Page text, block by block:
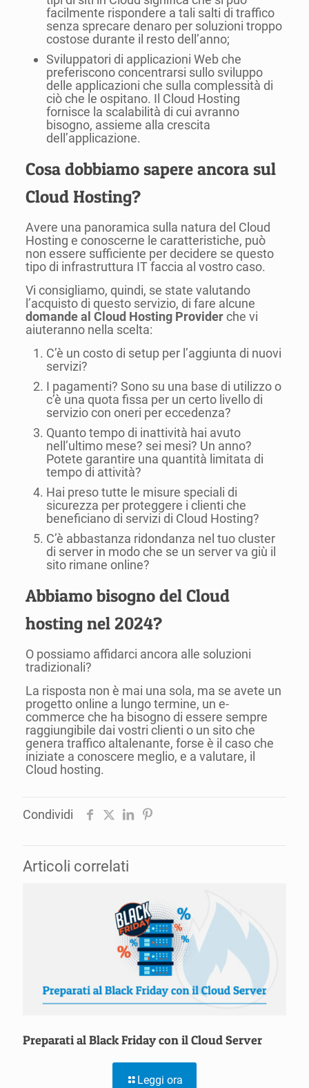
facilmente rispondere a tali salti di traffico
senza sprecare denaro per soluzioni troppo
costose durante il resto dell’anno;
Sviluppatori di applicazioni Web che
preferiscono concentrarsi sullo sviluppo
delle applicazioni che sulla complessità di
ciò che le ospitano. Il Cloud Hosting
fornisce la scalabilità di cui avranno
bisogno, assieme alla crescita
dell’applicazione.
Cosa dobbiamo sapere ancora sul
Cloud Hosting?
Avere una panoramica sulla natura del Cloud
Hosting e conoscerne le caratteristiche, può
non essere sufficiente per decidere se questo
tipo di infrastruttura IT faccia al vostro caso.
Vi consigliamo, quindi, se state valutando
l’acquisto di questo servizio, di fare alcune
domande al Cloud Hosting Providerche vi
aiuteranno nella scelta:
C’è un costo di setup per l’aggiunta di nuovi
servizi?
I pagamenti? Sono su una base di utilizzo o
c’è una quota fissa per un certo livello di
servizio con oneri per eccedenza?
Quanto tempo di inattività hai avuto
nell’ultimo mese? sei mesi? Un anno?
Potete garantire una quantità limitata di
tempo di attività?
Hai preso tutte le misure speciali di
sicurezza per proteggere i clienti che
beneficiano di servizi di Cloud Hosting?
C’è abbastanza ridondanza nel tuo cluster
di server in modo che se un server va giù il
sito rimane online?
Abbiamo bisogno del Cloud
hosting nel 2024?
O possiamo affidarci ancora alle soluzioni
tradizionali?
La risposta non è mai una sola, ma se avete un
progetto online a lungo termine, un e-
commerce che ha bisogno di essere sempre
raggiungibile dai vostri clienti o un sito che
genera traffico altalenante, forse è il caso che
iniziate a conoscere meglio, e a valutare, il
Cloud hosting.
Condividi
Articoli correlati
Preparati al Black Friday con il Cloud Server
Leggi ora